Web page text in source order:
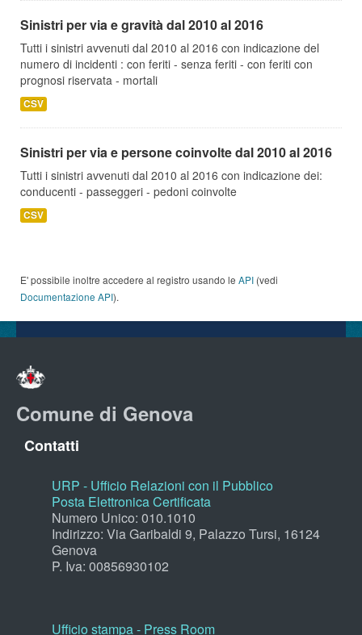
Sinistri per via e gravità dal 2010 al 2016
Tutti i sinistri avvenuti dal 2010 al 2016 con indicazione del
numero di incidenti : con feriti - senza feriti - con feriti con
prognosi riservata - mortali
CSV
Sinistri per via e persone coinvolte dal 2010 al 2016
Tutti i sinistri avvenuti dal 2010 al 2016 con indicazione dei:
conducenti - passeggeri - pedoni coinvolte
CSV
E' possibile inoltre accedere al registro usando le API (vedi
Documentazione API).
Comune di Genova
Contatti
URP - Ufficio Relazioni con il Pubblico
Posta Elettronica Certificata
Numero Unico: 010.1010
Indirizzo: Via Garibaldi 9, Palazzo Tursi, 16124
Genova
P. Iva: 00856930102
Ufficio stampa - Press Room